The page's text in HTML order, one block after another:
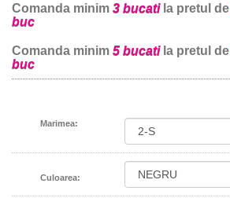
Comanda minim 3 bucatila pretul de
buc
Comanda minim 5 bucatila pretul de
buc
Marimea:
Culoarea: